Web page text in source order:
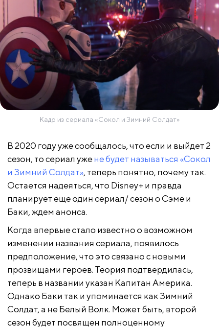
Кадр из сериала «Сокол и Зимний Солдат»
В 2020 году уже сообщалось, что если и выйдет 2
сезон, то сериал ужене будет называться «Сокол
и Зимний Солдат», теперь понятно, почему так.
Остается надеяться, что Disney+ и правда
планирует еще один сериал/ сезон о Сэме и
Баки, ждем анонса.
Когда впервые стало известно о возможном
изменении названия сериала, появилось
предположение, что это связано с новыми
прозвищами героев. Теория подтвердилась,
теперь в названии указан Капитан Америка.
Однако Баки так и упоминается как Зимний
Солдат, а не Белый Волк. Может быть, второй
сезон будет посвящен полноценному